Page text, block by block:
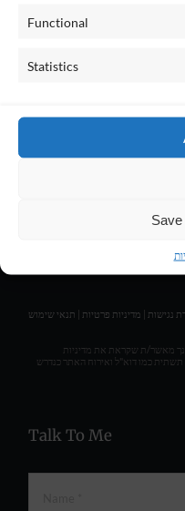
Functional
Statistics
Contact
LIRAN HASSON •
נגישות | מדיניות פרטיות | תנאי שימוש
מאשר/ת שקראת את מדיניות
תשתית כמו דוא"ל ואירוח האתר כנדרש
Talk To Me